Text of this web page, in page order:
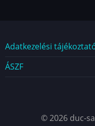
Dokumentumok
Adatkezelési
ÁSZF
© 2026 duc-